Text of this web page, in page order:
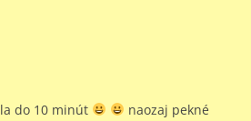
do 10 minút
naozaj pekné